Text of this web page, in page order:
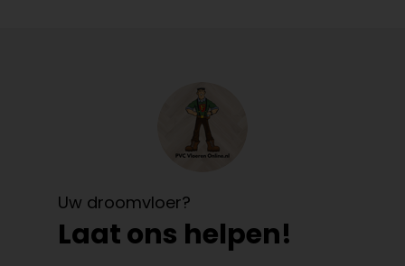
Uw droomvloer?
Laat ons helpen!